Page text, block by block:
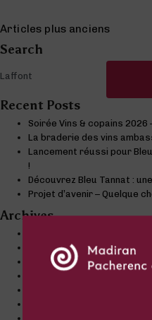
Navigation des
Articles plus anciens
Search
Rechercher :
Recent Posts
Soirée Vins & copains 2026
La braderie des vins
Lancement réussi pour
!
Découvrez Bleu Tannat :
Projet d’avenir – Quelque
Archives
avril 2026
mars 2026